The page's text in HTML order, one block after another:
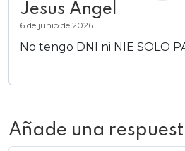
Jesus Ángel
6 de junio de 2026
No tengo DNI ni NIE SOLO
Añade una